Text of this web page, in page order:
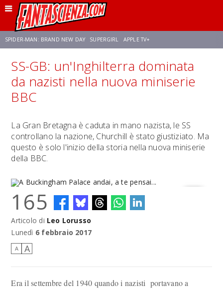
SPIDER-MAN: BRAND NEW DAY SUPERGIRL APPLE TV+
FRANCO RICCIARDIELLO ZENDAYA STAR TREK AVENGERS: DOOMSDAY
SS-GB: un'Inghilterra dominata
da nazisti nella nuova miniserie
BBC
La Gran Bretagna è caduta in mano nazista, le SS
controllano la nazione, Churchill è stato giustiziato. Ma
questo è solo l'inizio della storia nella nuova miniserie
della BBC.
A Buckingham Palace andai, a te pensai...
165
Articolo di Leo Lorusso
Lunedì 6 febbraio 2017
A A
Era il settembre del 1940 quando i nazisti portavano a